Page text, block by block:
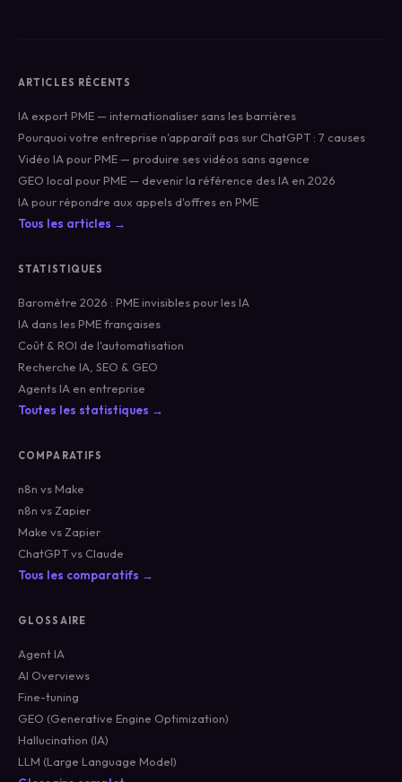
ARTICLES RÉCENTS
IA export PME — internationaliser sans les barrières
Pourquoi votre entreprise n'apparaît pas sur ChatGPT : 7 causes
Vidéo IA pour PME — produire ses vidéos sans agence
GEO local pour PME — devenir la référence des IA en 2026
IA pour répondre aux appels d'offres en PME
Tous les articles →
STATISTIQUES
Baromètre 2026 : PME invisibles pour les IA
IA dans les PME françaises
Coût & ROI de l'automatisation
Recherche IA, SEO & GEO
Agents IA en entreprise
Toutes les statistiques →
COMPARATIFS
n8n vs Make
n8n vs Zapier
Make vs Zapier
ChatGPT vs Claude
Tous les comparatifs →
GLOSSAIRE
Agent IA
AI Overviews
Fine-tuning
GEO (Generative Engine Optimization)
Hallucination (IA)
LLM (Large Language Model)